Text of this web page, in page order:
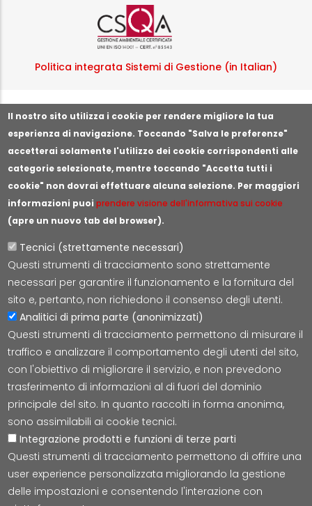
Il nostro sito utilizza i cookie per rendere migliore la tua
esperienza di navigazione. Toccando "Salva le preferenze"
accetterai solamente l'utilizzo dei cookie corrispondenti alle
categorie selezionate, mentre toccando "Accetta tutti i
cookie" non dovrai effettuare alcuna selezione. Per maggiori
informazioni puoiprendere visione dell'informativa sui cookie
(apre un nuovo tab del browser).
Tecnici (strettamente necessari)
Questi strumenti di tracciamento sono strettamente
necessari per garantire il funzionamento e la fornitura del
sito e, pertanto, non richiedono il consenso degli utenti.
Analitici di prima parte (anonimizzati)
Questi strumenti di tracciamento permettono di misurare il
traffico e analizzare il comportamento degli utenti del sito,
con l'obiettivo di migliorare il servizio, e non prevedono
trasferimento di informazioni al di fuori del dominio
principale del sito. In quanto raccolti in forma anonima,
sono assimilabili ai cookie tecnici.
Integrazione prodotti e funzioni di terze parti
Questi strumenti di tracciamento permettono di offrire una
user experience personalizzata migliorando la gestione
delle impostazioni e consentendo l'interazione con
Logo certificazione ISO
Politica integrata Sistemi di Gestione (in Italian)
Segnala illeciti o irregolarità
Lepida S.c.p.A.
Via della Liberazione 15, 40128 Bologna
segreteria@lepida.it
PEC:
segreteria@pec.lepida.it
Capitale Sociale i.v. ad oggi € 69.881.000,00
P.IVA/CF 02770891204
Accessibilità Cookie Privacy Social Media Mappa